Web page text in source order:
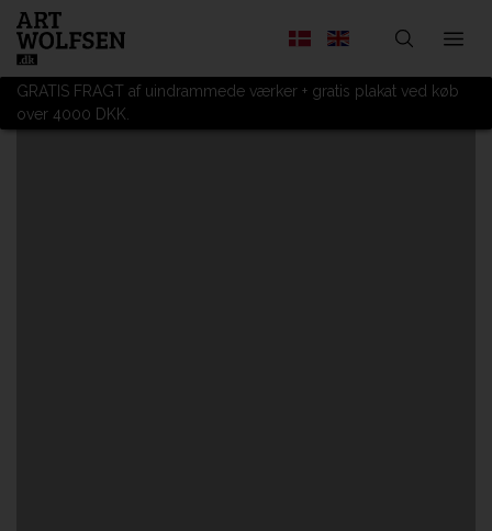
GRATIS FRAGT af uindrammede værker + gratis plakat ved køb
over 4000 DKK.